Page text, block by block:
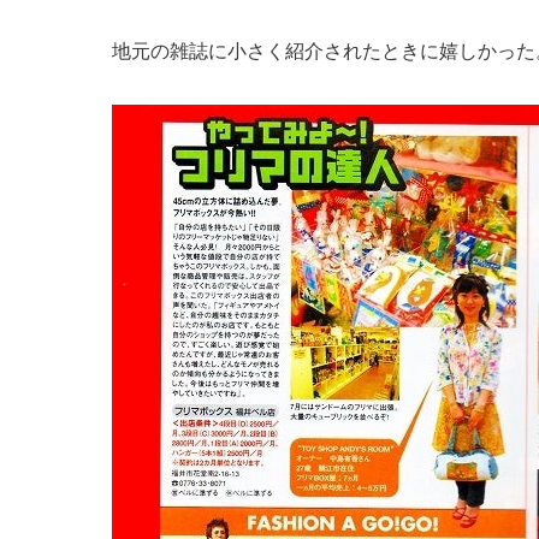
地元の雑誌に小さく紹介されたときに嬉しかった